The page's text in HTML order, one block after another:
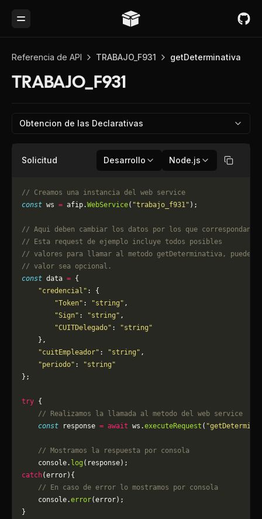
Toggle Menu
Referencia de API TRABAJO_F931 getDeterminativa
TRABAJO_F931
Obtencion de las Declarativas
Solicitud Desarrollo Node.js Copiar
// Creamos una instancia del web service
const ws = afip.WebService( "trabajo_f931" );
// Aqui deben cambiar los datos por los que correspondan.
// Esta request de ejemplo incluye todos posibles
// valores para llamar al metodo getDeterminativa, puede
// valor sea opcional.
const data = {
    "credencial"
: {
        "Token"
: "string" ,
        "Sign"
: "string" ,
        "CUITDelegado"
:
"string"
    },
    "cuitEmpleador"
: "string" ,
    "periodo"
:
"string"
};
try {
    // Realizamos la llamada al metodo del web service
    const
response = await ws.executeRequest (
    // Mostramos la respuesta por consola
    console.
log (response);
catch(error){
    // En caso de error lo mostramos por consola
	console.
error(error);
}